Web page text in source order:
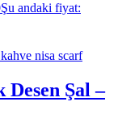
Şu andaki fiyat:
Şal –